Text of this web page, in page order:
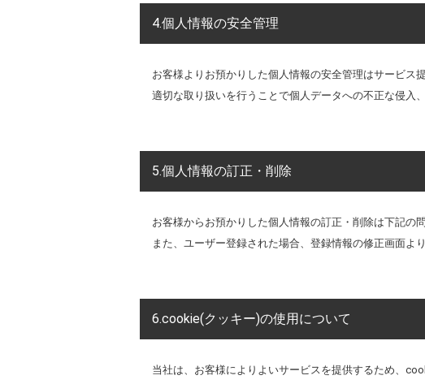
4.個人情報の安全管理
お客様よりお預かりした個人情報の安全管理はサービス
適切な取り扱いを行うことで個人データへの不正な侵入
5.個人情報の訂正・削除
お客様からお預かりした個人情報の訂正・削除は下記の
また、ユーザー登録された場合、登録情報の修正画面よ
6.cookie(クッキー)の使用について
当社は、お客様によりよいサービスを提供するため、